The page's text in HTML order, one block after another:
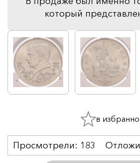
который
Просмотрели: 183
в